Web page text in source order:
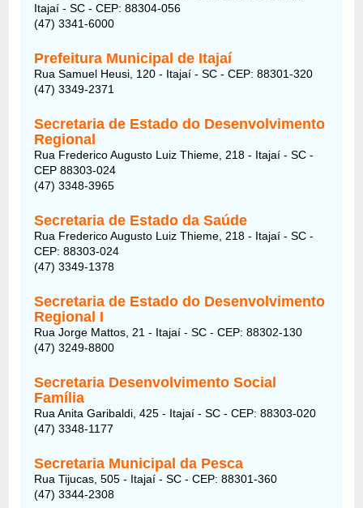
Itajaí - SC - CEP: 88304-056
(47) 3341-6000
Prefeitura Municipal de Itajaí
Rua Samuel Heusi, 120 - Itajaí - SC - CEP: 88301-320
(47) 3349-2371
Secretaria de Estado do Desenvolvimento
Regional
Rua Frederico Augusto Luiz Thieme, 218 - Itajaí - SC -
CEP 88303-024
(47) 3348-3965
Secretaria de Estado da Saúde
Rua Frederico Augusto Luiz Thieme, 218 - Itajaí - SC -
CEP: 88303-024
(47) 3349-1378
Secretaria de Estado do Desenvolvimento
Regional I
Rua Jorge Mattos, 21 - Itajaí - SC - CEP: 88302-130
(47) 3249-8800
Secretaria Desenvolvimento Social
Família
Rua Anita Garibaldi, 425 - Itajaí - SC - CEP: 88303-020
(47) 3348-1177
Secretaria Municipal da Pesca
Rua Tijucas, 505 - Itajaí - SC - CEP: 88301-360
(47) 3344-2308